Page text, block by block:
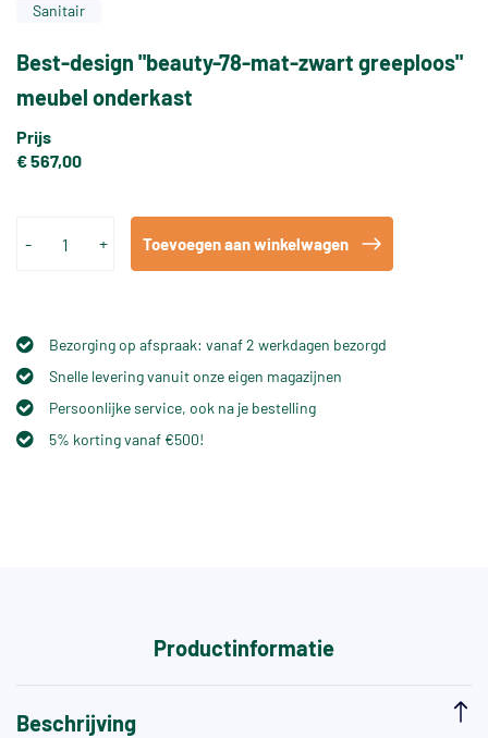
Sanitair
Best-design "beauty-78-mat-zwart greeploos"
meubel onderkast
Prijs
€ 567,00
- + Toevoegen aan winkelwagen
Bezorging op afspraak: vanaf 2 werkdagen bezorgd
Snelle levering vanuit onze eigen magazijnen
Persoonlijke service, ook na je bestelling
5% korting vanaf €500!
Productinformatie
Beschrijving